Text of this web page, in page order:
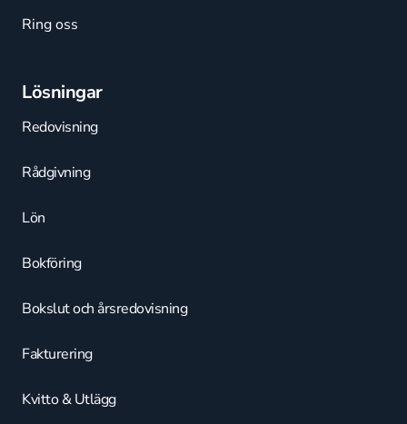
Ring oss
Lösningar
Redovisning
Rådgivning
Lön
Bokföring
Bokslut och årsredovisning
Fakturering
Kvitto & Utlägg